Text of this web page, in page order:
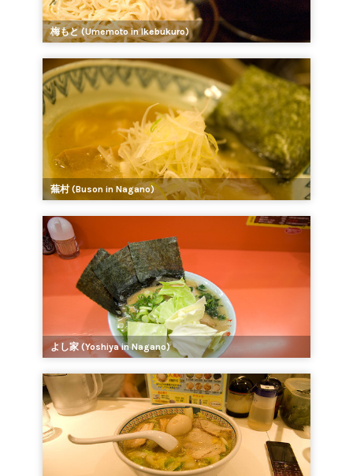
梅もと (Umemoto in Ikebukuro)
蕪村 (Buson in Nagano)
よし家 (Yoshiya in Nagano)